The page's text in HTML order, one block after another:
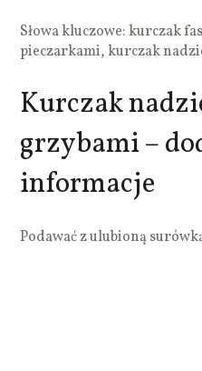
Słowa kluczowe: kurczak
pieczarkami, kurczak
Kurczak
grzybami –
informacje
Podawać z ulubioną